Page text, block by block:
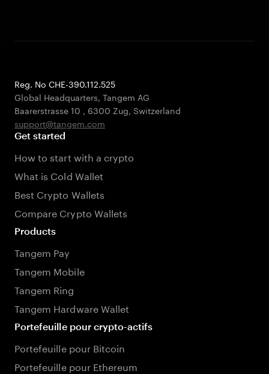
Reg. No CHE-390.112.525
Global Headquarters, Tangem AG
Baarerstrasse 10 , 6300 Zug, Switzerland
support@tangem.com
Get started
How to start with a crypto
What is Cold Wallet
Best Crypto Wallets
Compare Crypto Wallets
Products
Tangem Pay
Tangem Mobile
Tangem Ring
Tangem Hardware Wallet
Portefeuille pour crypto-actifs
Portefeuille pour Bitcoin
Portefeuille pour Ethereum